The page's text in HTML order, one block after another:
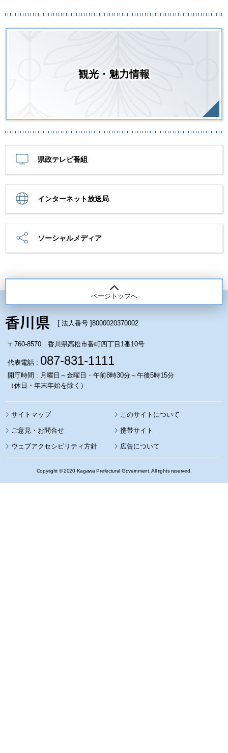
観光・魅力情報
県政テレビ番組
インターネット放送局
ソーシャルメディア
ページトップへ
[ 法人番号 ]8000020370002
〒760-8570 香川県高松市番町四丁目1番10号
代表電話 : 087-831-1111
開庁時間 : 月曜日～金曜日・午前8時30分～午後5時15分
（休日・年末年始を除く）
サイトマップ このサイトについて
携帯サイト
ウェブアクセシビリティ方針 広告について
Copyright © 2020 Kagawa Prefectural Government. All rights reserved.